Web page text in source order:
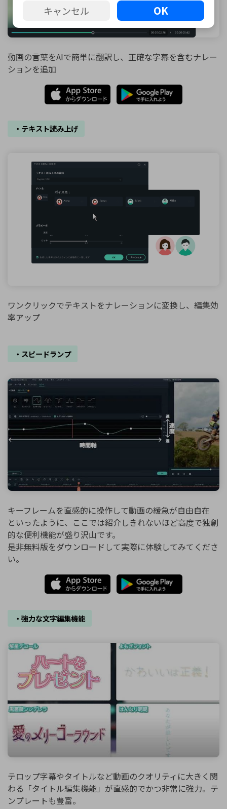
動画の言葉をAIで簡単に翻訳し、正確な字幕を含むナレー
ションを追加
・テキスト読み上げ
ワンクリックでテキストをナレーションに変換し、編集効
率アップ
・スピードランプ
キーフレームを直感的に操作して動画の緩急が自由自在
といったように、ここでは紹介しきれないほど高度で独創
的な便利機能が盛り沢山です。
是非無料版をダウンロードして実際に体験してみてくださ
い。
・強力な文字編集機能
テロップ字幕やタイトルなど動画のクオリティに大きく関
わる「タイトル編集機能」が直感的でかつ非常に強力。テ
ンプレートも豊富。
キャンセル OK